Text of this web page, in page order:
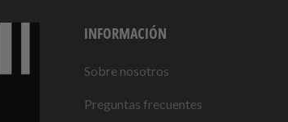
INFORMACIÓN
Sobre nosotros
Preguntas frecuentes